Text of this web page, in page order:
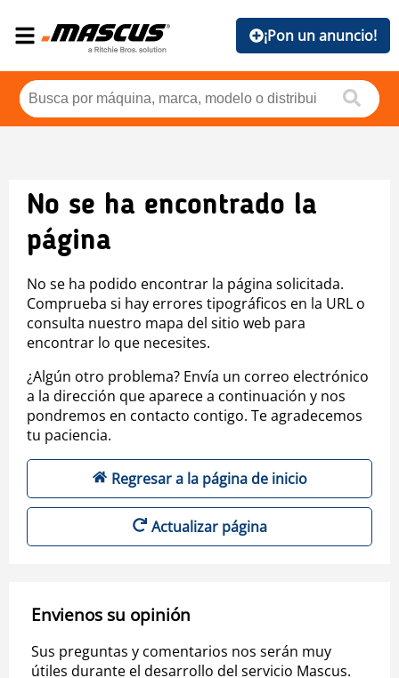
¡Pon un anuncio!
No se ha encontrado la
página
No se ha podido encontrar la página solicitada.
Comprueba si hay errores tipográficos en la URL o
consulta nuestro mapa del sitio web para
encontrar lo que necesites.
¿Algún otro problema? Envía un correo electrónico
a la dirección que aparece a continuación y nos
pondremos en contacto contigo. Te agradecemos
tu paciencia.
Regresar a la página de inicio
Actualizar página
Envienos su opinión
Sus preguntas y comentarios nos serán muy
útiles durante el desarrollo del servicio Mascus.